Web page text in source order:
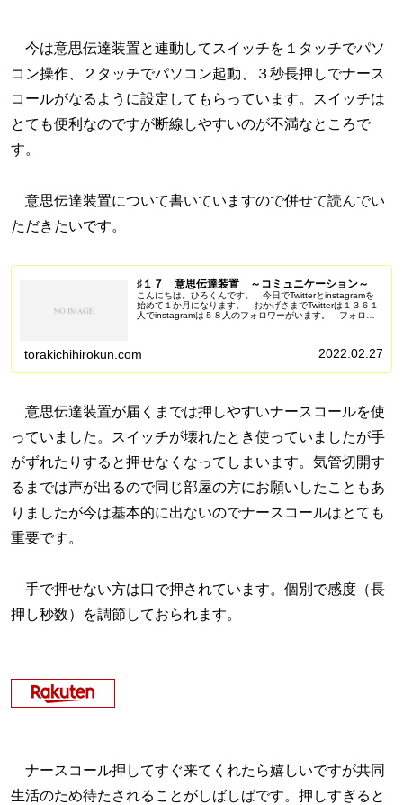
今は意思伝達装置と連動してスイッチを１タッチでパソ
コン操作、２タッチでパソコン起動、３秒長押しでナース
コールがなるように設定してもらっています。スイッチは
とても便利なのですが断線しやすいのが不満なところで
す。
意思伝達装置について書いていますので併せて読んでい
ただきたいです。
♯１７ 意思伝達装置 ～コミュニケーション～
こんにちは。ひろくんです。 今日でTwitterとinstagramを
始めて１か月になります。 おかげさまでTwitterは１３６１
人でinstagramは５８人のフォロワーがいます。 フォロー
torakichihirokun.com 2022.02.27
意思伝達装置が届くまでは押しやすいナースコールを使
っていました。スイッチが壊れたとき使っていましたが手
がずれたりすると押せなくなってしまいます。気管切開す
るまでは声が出るので同じ部屋の方にお願いしたこともあ
りましたが今は基本的に出ないのでナースコールはとても
重要です。
手で押せない方は口で押されています。個別で感度（長
押し秒数）を調節しておられます。
ナースコール押してすぐ来てくれたら嬉しいですが共同
生活のため待たされることがしばしばです。押しすぎると